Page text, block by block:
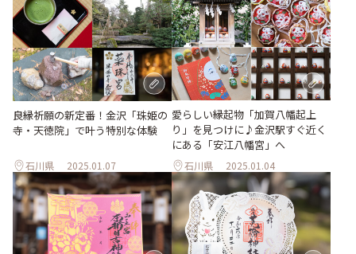
良縁祈願の新定番！金沢「珠姫の
寺・天徳院」で叶う特別な体験
石川県 2025.01.07
愛らしい縁起物「加賀八幡起上
り」を見つけに♪金沢駅すぐ近く
にある「安江八幡宮」へ
石川県 2025.01.04